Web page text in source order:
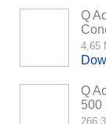
Q
4,65
Q
500